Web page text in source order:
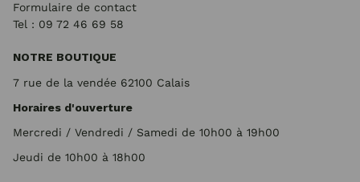
Formulaire de contact
Tel : 09 72 46 69 58
NOTRE BOUTIQUE
7 rue de la vendée 62100 Calais
Horaires d'ouverture
Mercredi / Vendredi / Samedi de 10h00 à 19h00
Jeudi de 10h00 à 18h00